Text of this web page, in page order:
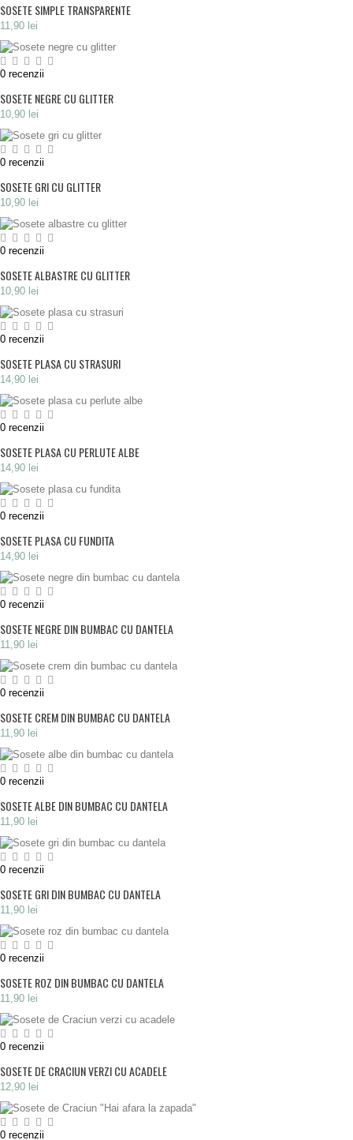
SOSETE SIMPLE TRANSPARENTE
11,90 lei
0 recenzii
SOSETE NEGRE CU GLITTER
10,90 lei
0 recenzii
SOSETE GRI CU GLITTER
10,90 lei
0 recenzii
SOSETE ALBASTRE CU GLITTER
10,90 lei
0 recenzii
SOSETE PLASA CU STRASURI
14,90 lei
0 recenzii
SOSETE PLASA CU PERLUTE ALBE
14,90 lei
0 recenzii
SOSETE PLASA CU FUNDITA
14,90 lei
0 recenzii
SOSETE NEGRE DIN BUMBAC CU DANTELA
11,90 lei
0 recenzii
SOSETE CREM DIN BUMBAC CU DANTELA
11,90 lei
0 recenzii
SOSETE ALBE DIN BUMBAC CU DANTELA
11,90 lei
0 recenzii
SOSETE GRI DIN BUMBAC CU DANTELA
11,90 lei
0 recenzii
SOSETE ROZ DIN BUMBAC CU DANTELA
11,90 lei
0 recenzii
SOSETE DE CRACIUN VERZI CU ACADELE
12,90 lei
0 recenzii